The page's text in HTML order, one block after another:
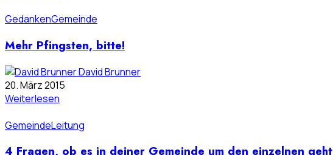
GedankenGemeinde
Mehr Pfingsten, bitte!
David Brunner
20. März 2015
Weiterlesen
GemeindeLeitung
4 Fragen, ob es in deiner Gemeinde um den einzelnen geht